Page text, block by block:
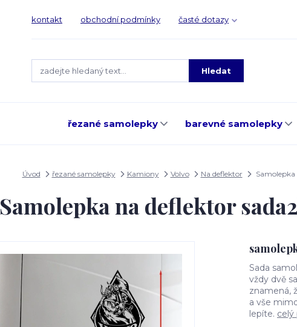
kontakt obchodní podmínky časté dotazy
Hledat
řezané samolepky barevné samolepky
Úvod řezané samolepky Kamiony Volvo Na deflektor Samolepka
Samolepka na deflektor
Sada
vždy dvě
znamená,
a vše
lepíte. celý